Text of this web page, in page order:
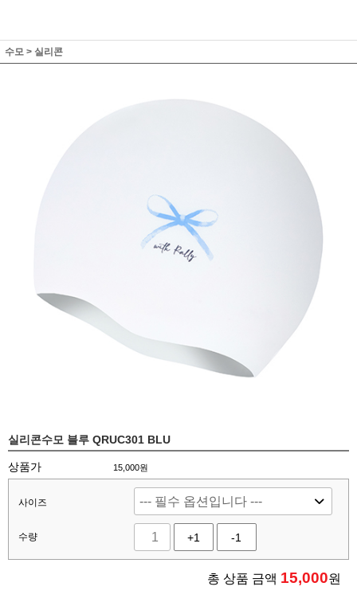
수모 > 실리콘
실리콘수모 블루 QRUC301 BLU
상품가 15,000원
사이즈
수량 +1 -1
총 상품 금액 15,000원